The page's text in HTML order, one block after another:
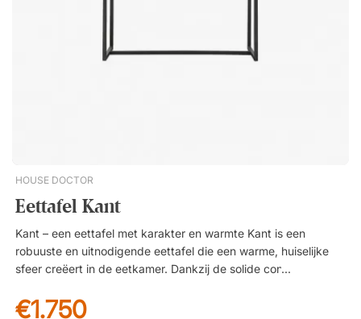
HOUSE DOCTOR
Eettafel Kant
Kant – een eettafel met karakter en warmte Kant is een
robuuste en uitnodigende eettafel die een warme, huiselijke
sfeer creëert in de eetkamer. Dankzij de solide constructie en
verzamelpunt voor zowel dagelijkse diners als feestelijke
€1.750